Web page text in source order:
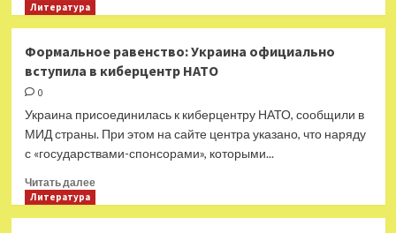
районе
Серебрянского
военные
вскрыли
и
штурмовую
группу
Литература
Формальное равенство: Украина официально
вступила в киберцентр НАТО
0
Украина присоединилась к киберцентру НАТО, сообщили в
МИД страны. При этом на сайте центра указано, что наряду
с «государствами-спонсорами», которыми...
Читать далееПрочитать
Литература